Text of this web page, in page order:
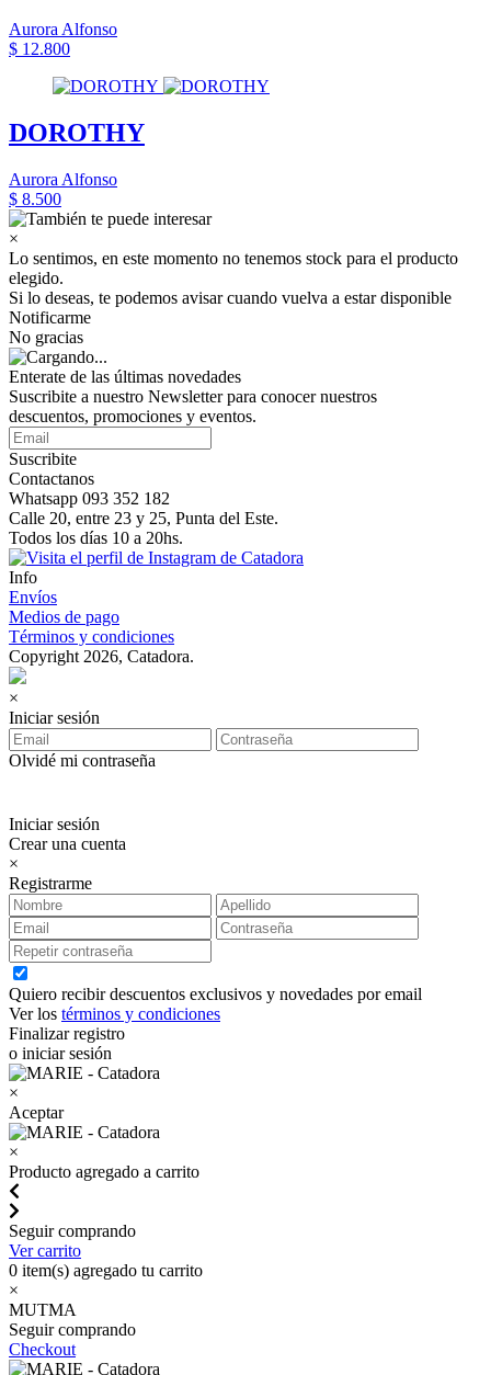
Aurora Alfonso
$ 12.800
DOROTHY
Aurora Alfonso
$ 8.500
×
Lo sentimos, en este momento no tenemos stock para el producto
elegido.
Si lo deseas, te podemos avisar cuando vuelva a estar disponible
Notificarme
No gracias
Enterate de las últimas novedades
Suscribite a nuestro Newsletter para conocer nuestros
descuentos, promociones y eventos.
Suscribite
Contactanos
Whatsapp 093 352 182
Calle 20, entre 23 y 25, Punta del Este.
Todos los días 10 a 20hs.
Info
Envíos
Medios de pago
Términos y condiciones
Copyright 2026, Catadora.
×
Iniciar sesión
Olvidé mi contraseña
Iniciar sesión
Crear una cuenta
×
Registrarme
Quiero recibir descuentos exclusivos y novedades por email
Ver los términos y condiciones
Finalizar registro
o iniciar sesión
×
Aceptar
×
Producto agregado a carrito
Seguir comprando
Ver carrito
0 item(s) agregado tu carrito
×
MUTMA
Seguir comprando
Checkout